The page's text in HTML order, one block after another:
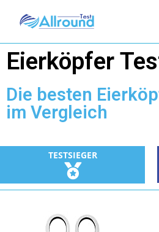
Eierköpfer
Die besten
im Vergleich
TESTSIEGER